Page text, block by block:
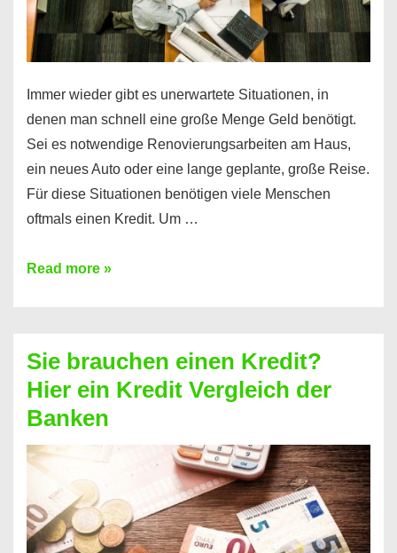
Immer wieder gibt es unerwartete Situationen, in
denen man schnell eine große Menge Geld benötigt.
Sei es notwendige Renovierungsarbeiten am Haus,
ein neues Auto oder eine lange geplante, große Reise.
Für diese Situationen benötigen viele Menschen
oftmals einen Kredit. Um …
Brauchen
Summe
Geld?
Hier
einen
10000
Euro
Kredit
finden
Read more »
Sie brauchen einen Kredit?
Hier ein Kredit Vergleich der
Banken